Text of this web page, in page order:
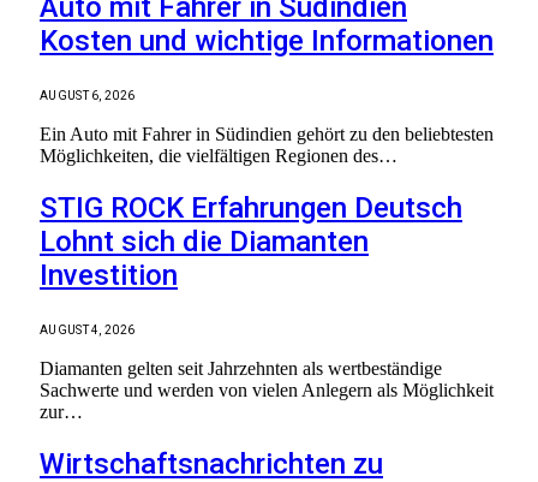
Auto mit Fahrer in Südindien
Kosten und wichtige Informationen
AUGUST 6, 2026
Ein Auto mit Fahrer in Südindien gehört zu den beliebtesten
Möglichkeiten, die vielfältigen Regionen des…
STIG ROCK Erfahrungen Deutsch
Lohnt sich die Diamanten
Investition
AUGUST 4, 2026
Diamanten gelten seit Jahrzehnten als wertbeständige
Sachwerte und werden von vielen Anlegern als Möglichkeit
zur…
Wirtschaftsnachrichten zu